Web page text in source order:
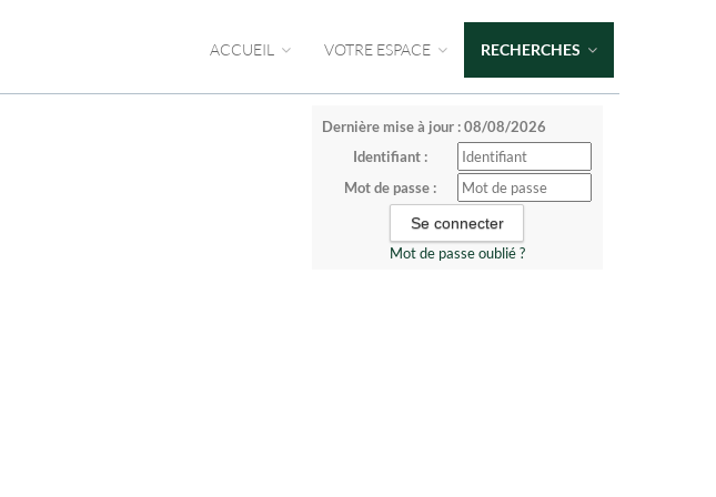
ACCUEIL VOTRE ESPACE RECHERCHES
Dernière mise à jour : 08/08/2026
Identifiant :
Mot de passe :
Mot de passe oublié ?